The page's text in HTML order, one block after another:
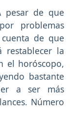
pesar de que
problemas
de que
restablecer la
el horóscopo,
bastante
a ser más
Número